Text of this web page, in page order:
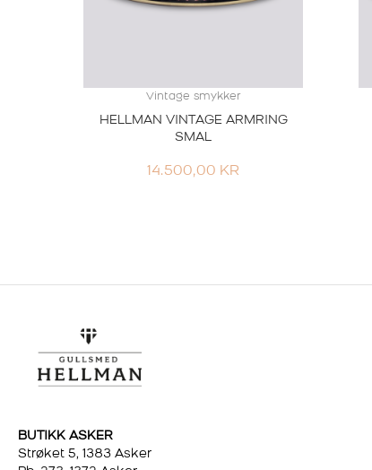
Vintage smykker
HELLMAN VINTAGE ARMRING
SMAL
14.500,00 KR
BUTIKK ASKER
Strøket 5, 1383 Asker